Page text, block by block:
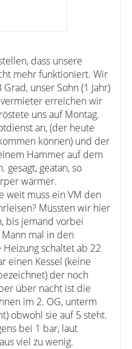
dass unsere
mehr funktioniert. Wir
unser Sohn (1 Jahr)
erreichen wir
uns auf Montag.
an, (der heute
können) und der
Hammer auf dem
gesagt, geatan, so
wärmer.
weit muss ein VM den
Müssten wir hier
bis jemand vorbei
mal in den
schaltet ab 22
einen Kessel (keine
der noch
über nacht ist die
im 2. OG, unterm
obwohl sie auf 5 steht.
bei 1 bar, laut
viel zu wenig.